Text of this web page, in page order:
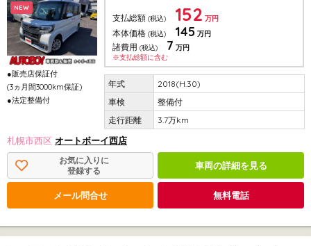
NEW
●販売店保証付
(3ヵ月間3000km保証)
●法定整備付
支払総額 (税込) 152 万円
本体価格 (税込) 145 万円
諸費用 (税込) 7 万円
※支払総額に含む
2018(H.30)
整備付
3.7万km
札幌市西区 オートボーイ西店
お気に入りに
登録する
車両の詳細を見る
メール問合せ 無料電話